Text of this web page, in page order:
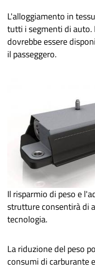
L'alloggiamento in
tutti i segmenti di auto.
dovrebbe essere
il passeggero.
Il risparmio di peso e
strutture consentirà di
tecnologia.
La riduzione del peso
consumi di carburante